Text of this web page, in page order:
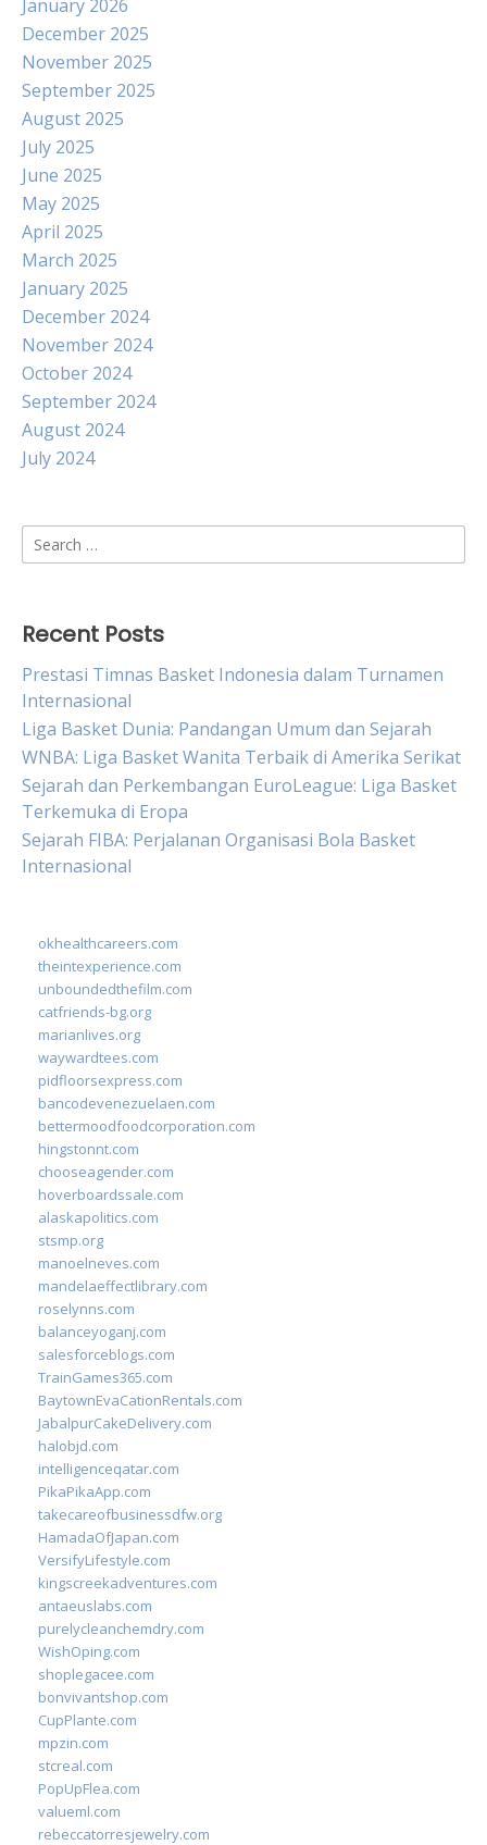
January 2026
December 2025
November 2025
September 2025
August 2025
July 2025
June 2025
May 2025
April 2025
March 2025
January 2025
December 2024
November 2024
October 2024
September 2024
August 2024
July 2024
Search
for:
Recent Posts
Prestasi Timnas Basket Indonesia dalam Turnamen
Internasional
Liga Basket Dunia: Pandangan Umum dan Sejarah
WNBA: Liga Basket Wanita Terbaik di Amerika Serikat
Sejarah dan Perkembangan EuroLeague: Liga Basket
Terkemuka di Eropa
Sejarah FIBA: Perjalanan Organisasi Bola Basket
Internasional
okhealthcareers.com
theintexperience.com
unboundedthefilm.com
catfriends-bg.org
marianlives.org
waywardtees.com
pidfloorsexpress.com
bancodevenezuelaen.com
bettermoodfoodcorporation.com
hingstonnt.com
chooseagender.com
hoverboardssale.com
alaskapolitics.com
stsmp.org
manoelneves.com
mandelaeffectlibrary.com
roselynns.com
balanceyoganj.com
salesforceblogs.com
TrainGames365.com
BaytownEvaCationRentals.com
JabalpurCakeDelivery.com
halobjd.com
intelligenceqatar.com
PikaPikaApp.com
takecareofbusinessdfw.org
HamadaOfJapan.com
VersifyLifestyle.com
kingscreekadventures.com
antaeuslabs.com
purelycleanchemdry.com
WishOping.com
shoplegacee.com
bonvivantshop.com
CupPlante.com
mpzin.com
stcreal.com
PopUpFlea.com
valueml.com
rebeccatorresjewelry.com